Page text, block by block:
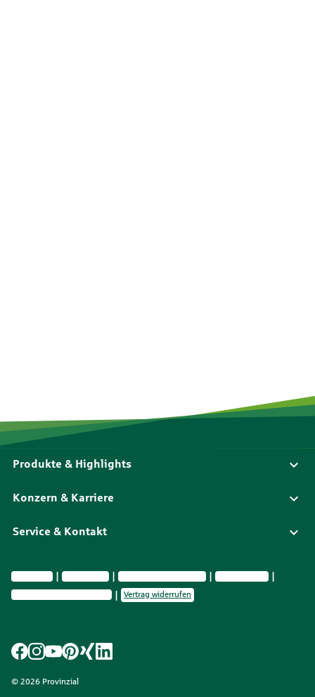
Produkte & Highlights
Konzern & Karriere
Service & Kontakt
Impressum Datenschutz Vermittlerinformationen
Nachhaltig­keit
Privatsphäre-Einstellungen
Vertrag widerrufen